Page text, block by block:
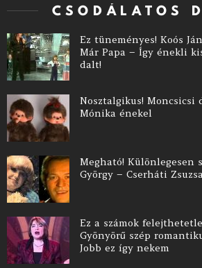
CSODÁLATOS
Ez tüneményes! Koós
Már Papa – Így énekli
dalt!
Nosztalgikus! Moncsicsi
Mónika énekel
Megható! Különlegesen
György – Cserháti
Ez a számok
Gyönyörű szép
Jobb ez így nekem